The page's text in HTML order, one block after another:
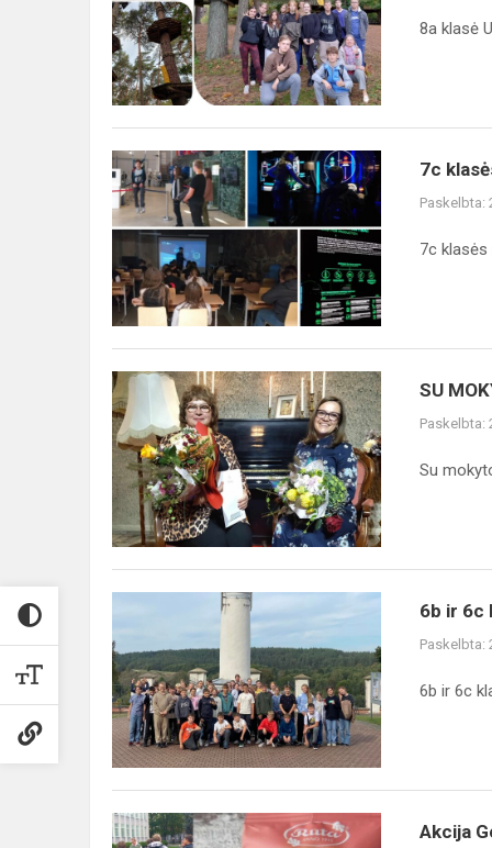
parke
Kaune
8a klasė
7c
klasės
mokiniai
Energetikos
ir
technikos
muziejuje
7c
Paskelbta:
7c
SU
MOKYTOJŲ
DIENA!
SU
Paskelbta:
Su
6c
klasės
mokinių
kelionė
į
Druskininkus
6b ir 6c
Paskelbta:
6b ir 6c
Akcija
Akcija